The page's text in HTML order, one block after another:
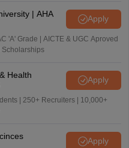
| AHA
Apply
'A' Grade | AICTE & UGC Aproved
Scholarships
Health
Apply
| 250+ Recruiters | 10,000+
Apply